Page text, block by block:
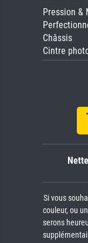
Pression &
Châssis
Cintre
Si vous
couleur, ou
serons